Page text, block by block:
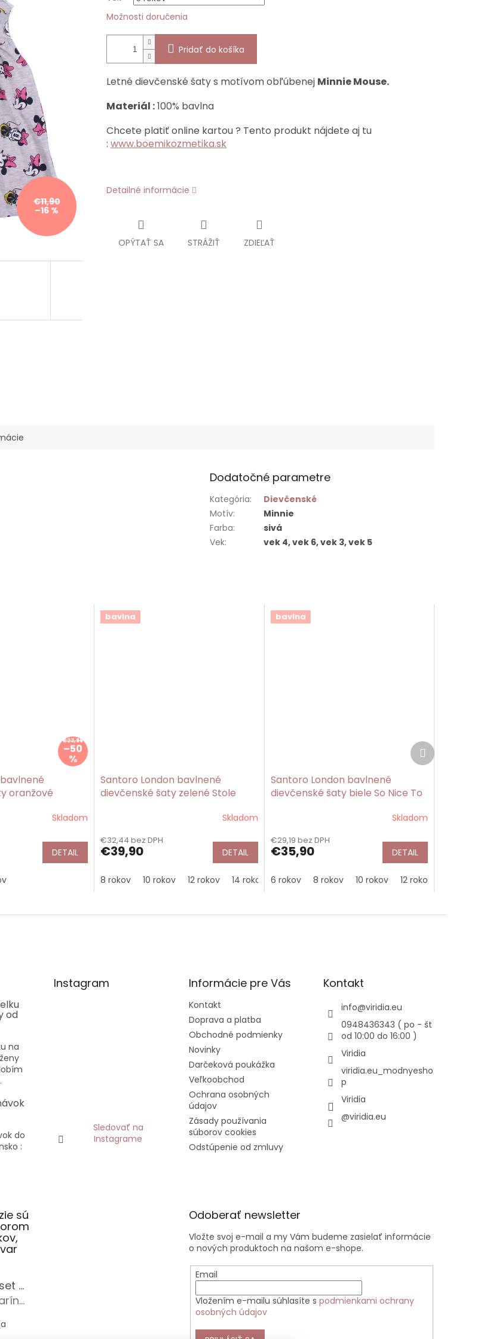
€11,90
–16 %
Možnosti doručenia
Pridať do košíka
Letné dievčenské šaty s motívom obľúbenej Minnie Mouse.
Materiál :100% bavlna
Chcete platiť online kartou ? Tento produkt nájdete aj tu
: www.boemikozmetika.sk
Detailné informácie
OPÝTAŤ SA STRÁŽIŤ ZDIEĽAŤ
€23,99
–50
%
oranžové
Skladom
DETAIL
bavlna
Santoro London bavlnené
dievčenské šaty zelené Stole
Skladom
€32,44 bez DPH
€39,90 DETAIL
8 rokov 10 rokov 12 rokov 14 rokov
bavlna
Santoro London bavlnené
dievčenské šaty biele So Nice To
Skladom
€29,19 bez DPH
€35,90 DETAIL
6 rokov 8 rokov 10 rokov 12 rokov
Ďalší
produkt
Dodatočné parametre
Kategória:
Dievčenské
Motív:
Minnie
Farba:
sivá
Vek: vek 4, vek 6, vek 3, vek 5
od
na
do
:
Instagram
Sledovať na
Instagrame
Informácie pre Vás
Kontakt
Doprava a platba
Obchodné podmienky
Novinky
Darčeková poukážka
Veľkoobchod
Ochrana osobných
údajov
Zásady používania
súborov cookies
Odstúpenie od zmluvy
Kontakt
info@viridia.eu
0948436343 ( po - št
od 10:00 do 16:00 )
Viridia
viridia.eu_modnyesho
p
Viridia
@viridia.eu
sú
Ballet set školská taška, nerezová fľaša a plný peračník s motívom baletky pre dievča
produktu je 5 z 5 hviezdičiek.
Katarína Sz.
Odoberať newsletter
Vložte svoj e-mail a my Vám budeme zasielať informácie
o nových produktoch na našom e-shope.
Email
Vložením e-mailu súhlasíte spodmienkami ochrany
osobných údajov